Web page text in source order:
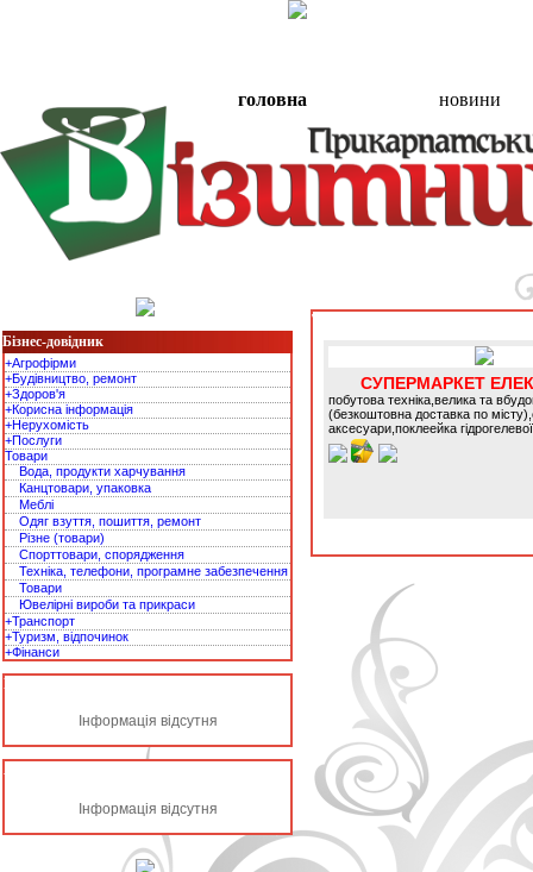
головна новини
Бізнес-довідник
+Агрофірми
+Будівництво, ремонт
+Здоров'я
+Корисна інформація
+Нерухомість
+Послуги
Товари
Вода, продукти харчування
Канцтовари, упаковка
Меблі
Одяг взуття, пошиття, ремонт
Різне (товари)
Спорттовари, спорядження
Техніка, телефони, програмне забезпечення
Товари
Ювелірні вироби та прикраси
+Транспорт
+Туризм, відпочинок
+Фінанси
Прес-реліз
Інформація відсутня
Архів
Інформація відсутня
Товари - Товари
СУПЕРМАРКЕТ
побутова техніка,велика та
(безкоштовна доставка по
аксесуари,поклеейка